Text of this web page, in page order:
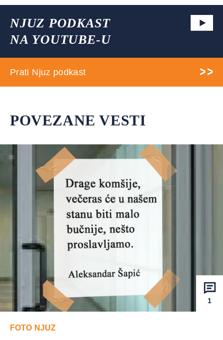
NJUZ PODKAST
NA YOUTUBE-U
Prati Njuz podkast
POVEZANE VESTI
1
FOTO NJUZ